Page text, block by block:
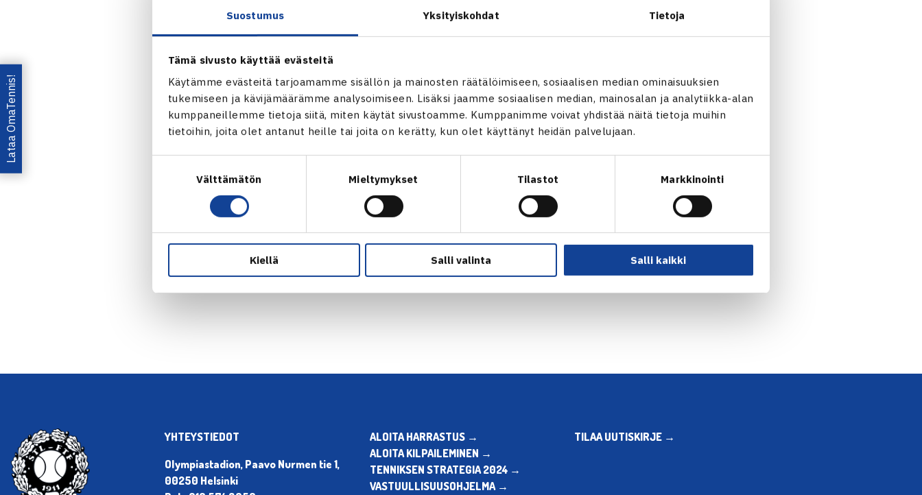
Suostumus Yksityiskohdat Tietoja
Tämä sivusto käyttää evästeitä
Käytämme evästeitä tarjoamamme sisällön ja mainosten räätälöimiseen, sosiaalisen median ominaisuuksien
tukemiseen ja kävijämäärämme analysoimiseen. Lisäksi jaamme sosiaalisen median, mainosalan ja analytiikka-alan
kumppaneillemme tietoja siitä, miten käytät sivustoamme. Kumppanimme voivat yhdistää näitä tietoja muihin
tietoihin, joita olet antanut heille tai joita on kerätty, kun olet käyttänyt heidän palvelujaan.
Välttämätön Mieltymykset Tilastot Markkinointi
Kiellä Salli valinta Salli kaikki
← Edellinen
Lataa OmaTennis!
YHTEYSTIEDOT
Olympiastadion, Paavo Nurmen tie 1,
00250 Helsinki
ALOITA HARRASTUS →
ALOITA KILPAILEMINEN →
TENNIKSEN STRATEGIA 2024 →
VASTUULLISUUSOHJELMA →
TILAA UUTISKIRJE →